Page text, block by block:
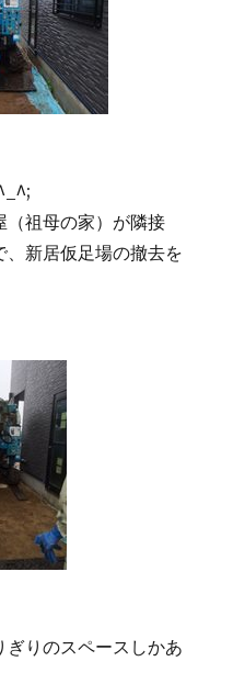
（祖母の家）が隣接
新居仮足場の撤去を
ぎりのスペースしかあ